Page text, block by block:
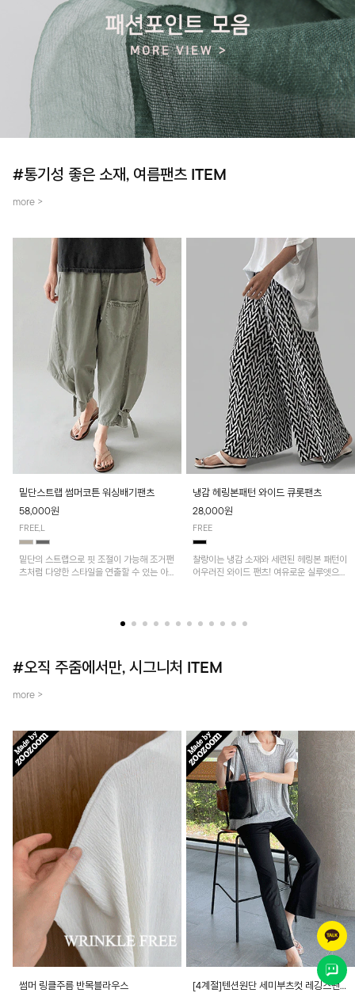
#통기성 좋은 소재, 여름팬츠 ITEM
more >
밑단스트랩 썸머코튼 워싱배기팬츠
58,000원
FREE,L
밑단의 스트랩으로 핏 조절이 가능해 조거팬
츠처럼 다양한 스타일을 연출할 수 있는 아
냉감 헤링본패턴 와이드 큐롯팬츠
28,000원
FREE
찰랑이는 냉감 소재와 세련된 헤링본 패턴이
어우러진 와이드 팬츠! 여유로운 실루엣으로
#오직 주줌에서만, 시그니처 ITEM
more >
썸머 링클주름 반목블라우스 [4계절]텐션원단 세미부츠컷 레깅스팬